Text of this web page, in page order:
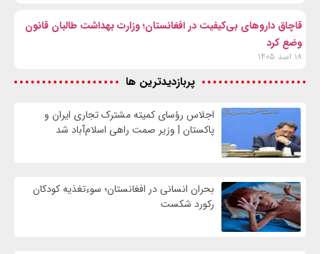
قاچاق داروهای بی‌کیفیت در افغانستان؛ وزارت بهداشت طالبان قانون
وضع کرد
۱۸ اسد ۱۴۰۵
پربازدیدترین ها
اجلاس رؤسای کمیته مشترک تجاری ایران و
پاکستان | وزیر صمت راهی اسلام‌آباد شد
بحران انسانی در افغانستان؛ سوءتغذیه کودکان
رکورد شکست